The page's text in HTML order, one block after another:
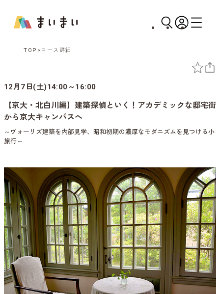
TOP コース詳細
12月7日(土)14:00～16:00
【京大・北白川編】建築探偵といく！アカデミックな邸宅街
から京大キャンパスへ
～ヴォーリズ建築を内部見学、昭和初期の濃厚なモダニズムを見つける小
旅行～